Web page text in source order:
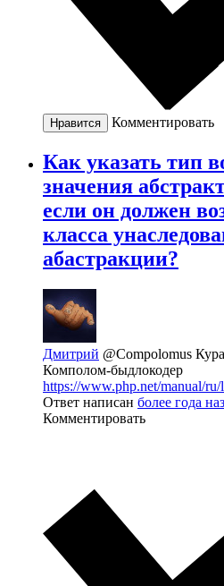
Нравится Комментировать
Как указать тип
значения
если он должен
класса
абастракции?
Дмитрий @Compolomus
Комполом-быдлокодер
https://www.php.net/manual/ru/
Ответ написан более года
Комментировать